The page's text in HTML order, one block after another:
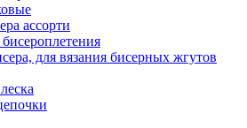
ассорти
для вязания бисерных жгутов